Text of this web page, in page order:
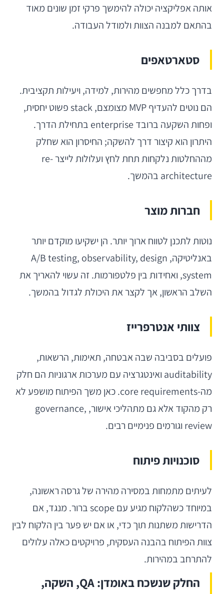
אותה אפליקציה יכולה להימשך פרקי זמן שונים מאוד
בהתאם למבנה הצוות ולמודל העבודה.
סטארטאפים
בדרך כלל מחפשים מהירות, למידה, ויעילות תקציבית.
הם נוטים להעדיף MVP מצומצם, stack פשוט יחסית,
ופחות השקעה ברובד enterprise בתחילת הדרך.
היתרון הוא קיצור דרך להשקה; החיסרון הוא שחלק
מההחלטות נלקחות תחת לחץ ועלולות לייצר re-
architecture בהמשך.
חברות מוצר
נוטות לתכנן לטווח ארוך יותר. הן ישקיעו מוקדם יותר
באנליטיקה, A/B testing, observability, design
system, ואחידות בין פלטפורמות. זה עשוי להאריך את
השלב הראשון, אך לקצר את היכולת לגדול בהמשך.
צוותי אנטרפרייז
פועלים בסביבה שבה אבטחה, תאימות, הרשאות,
auditability ואינטגרציה עם מערכות ארגוניות הם חלק
מה-core requirements. כאן משך הפיתוח מושפע לא
רק מהקוד אלא גם מתהליכי אישור, governance,
review וגורמים פנימיים רבים.
סוכנויות פיתוח
לעיתים מתמחות במסירה מהירה של גרסה ראשונה,
במיוחד כשהלקוח מגיע עם scope ברור. מנגד, אם
הדרישות משתנות תוך כדי, או אם יש פער בין הלקוח לבין
צוות הפיתוח בהבנה העסקית, פרויקטים כאלה עלולים
להתרחב במהירות.
החלק שנשכח באומדן: QA, השקה,